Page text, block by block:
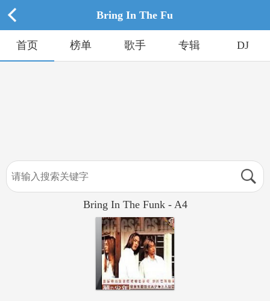
Bring In The Fu
首页 榜单 歌手 专辑 DJ
Bring In The Funk - A4